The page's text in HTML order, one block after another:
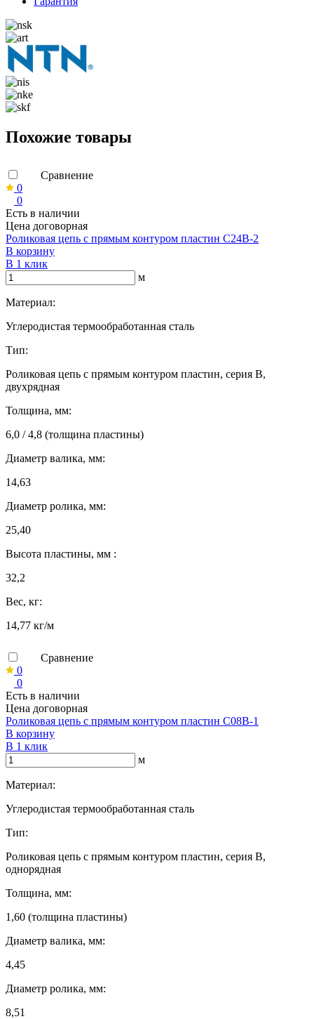
Похожие товары
Сравнение
0
0
Есть в наличии
Цена договорная
Роликовая цепь с прямым контуром пластин C24B-2
В корзину
В 1 клик
м
Материал:
Углеродистая термообработанная сталь
Тип:
Роликовая цепь с прямым контуром пластин, серия B,
двухрядная
Толщина, мм:
6,0 / 4,8 (толщина пластины)
Диаметр валика, мм:
14,63
Диаметр ролика, мм:
25,40
Высота пластины, мм :
32,2
Вес, кг:
14,77 кг/м
Сравнение
0
0
Есть в наличии
Цена договорная
Роликовая цепь с прямым контуром пластин C08B-1
В корзину
В 1 клик
м
Материал:
Углеродистая термообработанная сталь
Тип:
Роликовая цепь с прямым контуром пластин, серия B,
однорядная
Толщина, мм:
1,60 (толщина пластины)
Диаметр валика, мм:
4,45
Диаметр ролика, мм:
8,51